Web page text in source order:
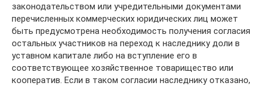
законодательством или учредительными документами
перечисленных коммерческих юридических лиц может
быть предусмотрена необходимость получения согласия
остальных участников на переход к наследнику доли в
уставном капитале либо на вступление его в
соответствующее хозяйственное товарищество или
кооператив. Если в таком согласии наследнику отказано,